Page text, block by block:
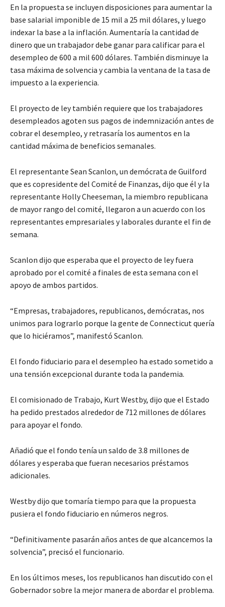
En la propuesta se incluyen disposiciones para aumentar la
base salarial imponible de 15 mil a 25 mil dólares, y luego
indexar la base a la inflación. Aumentaría la cantidad de
dinero que un trabajador debe ganar para calificar para el
desempleo de 600 a mil 600 dólares. También disminuye la
tasa máxima de solvencia y cambia la ventana de la tasa de
impuesto a la experiencia.
El proyecto de ley también requiere que los trabajadores
desempleados agoten sus pagos de indemnización antes de
cobrar el desempleo, y retrasaría los aumentos en la
cantidad máxima de beneficios semanales.
El representante Sean Scanlon, un demócrata de Guilford
que es copresidente del Comité de Finanzas, dijo que él y la
representante Holly Cheeseman, la miembro republicana
de mayor rango del comité, llegaron a un acuerdo con los
representantes empresariales y laborales durante el fin de
semana.
Scanlon dijo que esperaba que el proyecto de ley fuera
aprobado por el comité a finales de esta semana con el
apoyo de ambos partidos.
“Empresas, trabajadores, republicanos, demócratas, nos
unimos para lograrlo porque la gente de Connecticut quería
que lo hiciéramos”, manifestó Scanlon.
El fondo fiduciario para el desempleo ha estado sometido a
una tensión excepcional durante toda la pandemia.
El comisionado de Trabajo, Kurt Westby, dijo que el Estado
ha pedido prestados alrededor de 712 millones de dólares
para apoyar el fondo.
Añadió que el fondo tenía un saldo de 3.8 millones de
dólares y esperaba que fueran necesarios préstamos
adicionales.
Westby dijo que tomaría tiempo para que la propuesta
pusiera el fondo fiduciario en números negros.
“Definitivamente pasarán años antes de que alcancemos la
solvencia”, precisó el funcionario.
En los últimos meses, los republicanos han discutido con el
Gobernador sobre la mejor manera de abordar el problema.